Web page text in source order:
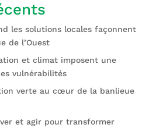
les solutions locales façonnent
de l’Ouest
et climat imposent une
vulnérabilités
verte au cœur de la banlieue
et agir pour transformer